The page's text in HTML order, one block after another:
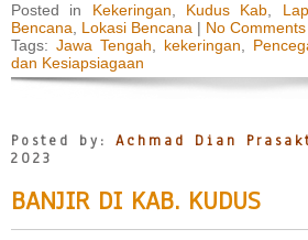
Posted in Kekeringan Kudus Kab
Bencana
Lokasi Bencana | No
Tags: Jawa Tengah kekeringan
dan Kesiapsiagaan
Posted by: Achmad Dian
2023
BANJIR DI KAB. KUDUS